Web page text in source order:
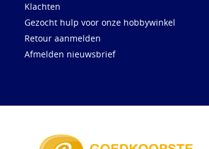
Klachten
Gezocht hulp voor onze hobbywinkel
Retour aanmelden
Afmelden nieuwsbrief